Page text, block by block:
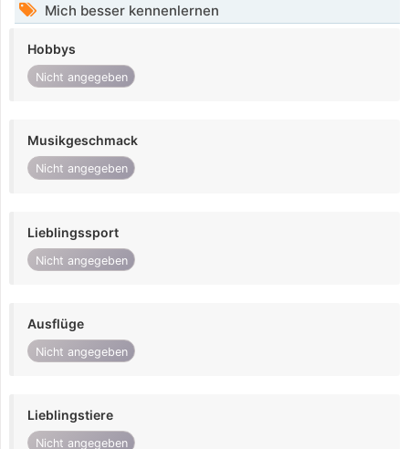
Mich besser kennenlernen
Hobbys
Nicht angegeben
Musikgeschmack
Nicht angegeben
Lieblingssport
Nicht angegeben
Ausflüge
Nicht angegeben
Lieblingstiere
Nicht angegeben